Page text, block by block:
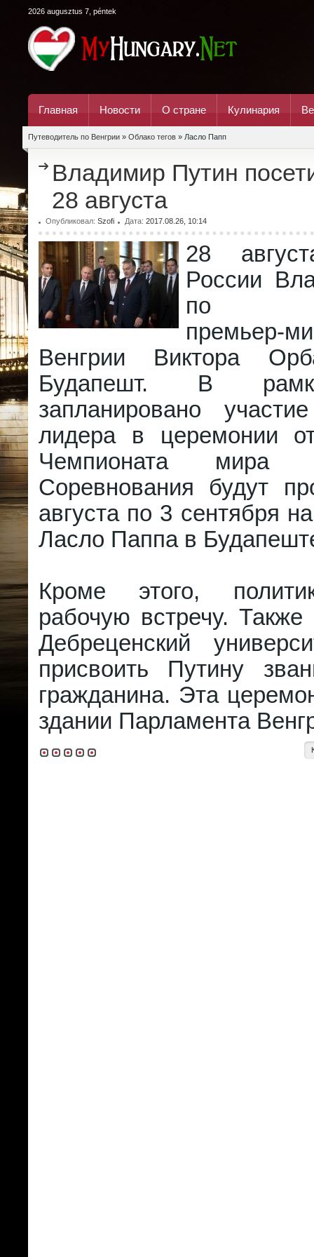
2026 augusztus 7, péntek
Главная Новости О стране Кулинария
Путеводитель по Венгрии » Облако тегов » Ласло Папп
Владимир Путин
28 августа
Опубликовал: Szofi Дата: 2017.08.26, 10:14
28
России
по
премьер-
Венгрии Виктора
Будапешт. В
запланировано
лидера в церемонии
Чемпионата мира
Соревнования будут
августа по 3 сентября
Ласло Паппа в
Кроме этого,
рабочую встречу. Также
Дебреценский
присвоить Путину
гражданина. Эта
здании Парламента